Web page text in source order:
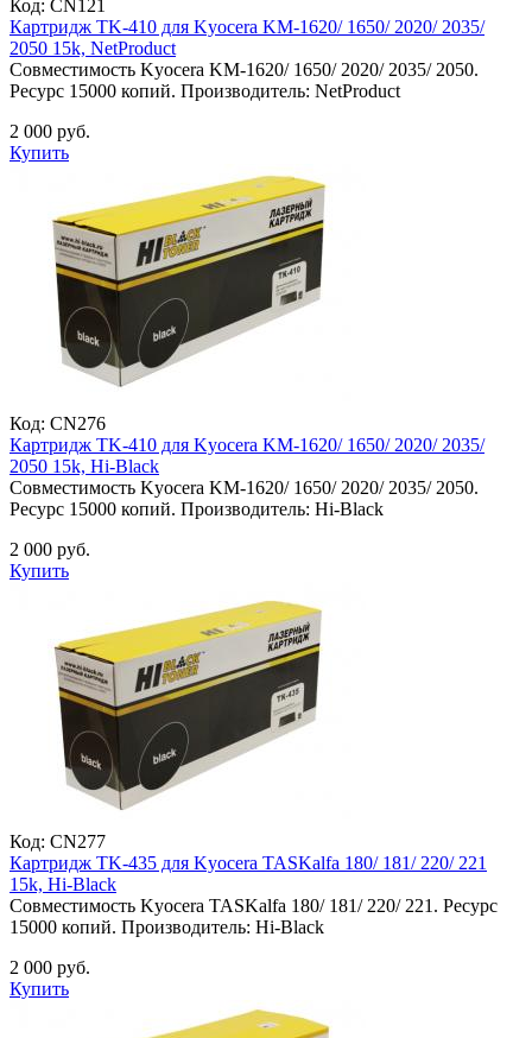
Код: CN121
Картридж TK-410 для Kyocera KM-1620/ 1650/ 2020/ 2035/
2050 15k, NetProduct
Совместимость Kyocera KM-1620/ 1650/ 2020/ 2035/ 2050.
Ресурс 15000 копий. Производитель: NetProduct
2 000 руб.
Купить
Код: CN276
Картридж TK-410 для Kyocera KM-1620/ 1650/ 2020/ 2035/
2050 15k, Hi-Black
Совместимость Kyocera KM-1620/ 1650/ 2020/ 2035/ 2050.
Ресурс 15000 копий. Производитель: Hi-Black
2 000 руб.
Купить
Код: CN277
Картридж TK-435 для Kyocera TASKalfa 180/ 181/ 220/ 221
15k, Hi-Black
Совместимость Kyocera TASKalfa 180/ 181/ 220/ 221. Ресурс
15000 копий. Производитель: Hi-Black
2 000 руб.
Купить